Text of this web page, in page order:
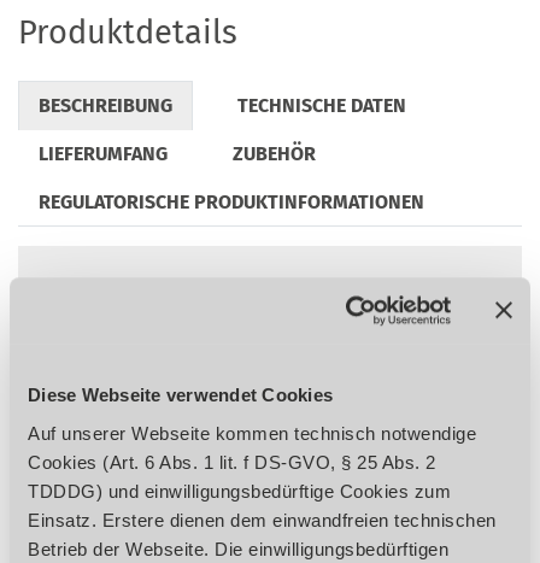
Diese Webseite verwendet Cookies
Auf unserer Webseite kommen technisch notwendige
Cookies (Art. 6 Abs. 1 lit. f DS-GVO, § 25 Abs. 2
TDDDG) und einwilligungsbedürftige Cookies zum
Einsatz. Erstere dienen dem einwandfreien technischen
Betrieb der Webseite. Die einwilligungsbedürftigen
Produktdetails
BESCHREIBUNG TECHNISCHE DATEN
LIEFERUMFANG ZUBEHÖR
REGULATORISCHE PRODUKTINFORMATIONEN
Sekundenschnelle Verstellung der Gehrung
Geschützte Schraubstockspindel
Massiver Maschinenunterbau beidseitig
mit Bohrungen für den Anbau des
Materialständers MSR
Langer Handgriff ermöglicht Sägen ohne